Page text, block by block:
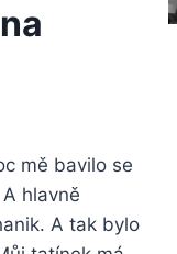
mě bavilo se
hlavně
A tak bylo